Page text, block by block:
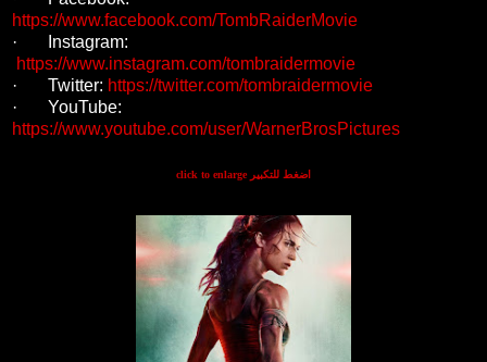
https://www.facebook.com/TombRaiderMovie
· Instagram:
https://www.instagram.com/tombraidermovie
· Twitter: https://twitter.com/tombraidermovie
· YouTube:
https://www.youtube.com/user/WarnerBrosPictures
click to enlarge اضغط للتكبير